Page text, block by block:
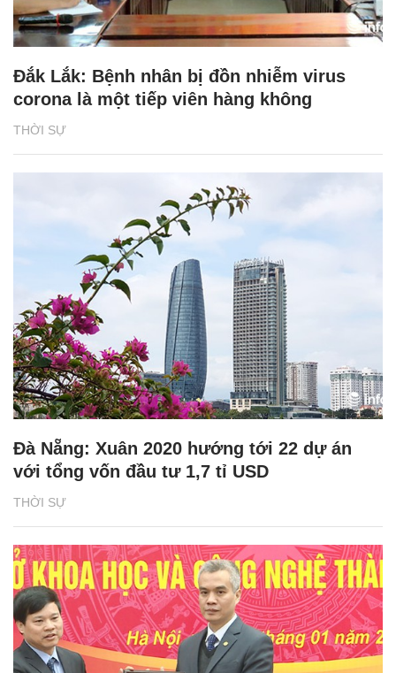
THỜI SỰ
Đắk Lắk: Bệnh nhân bị đồn nhiễm virus
corona là một tiếp viên hàng không
THỜI SỰ
Đà Nẵng: Xuân 2020 hướng tới 22 dự án
với tổng vốn đầu tư 1,7 tỉ USD